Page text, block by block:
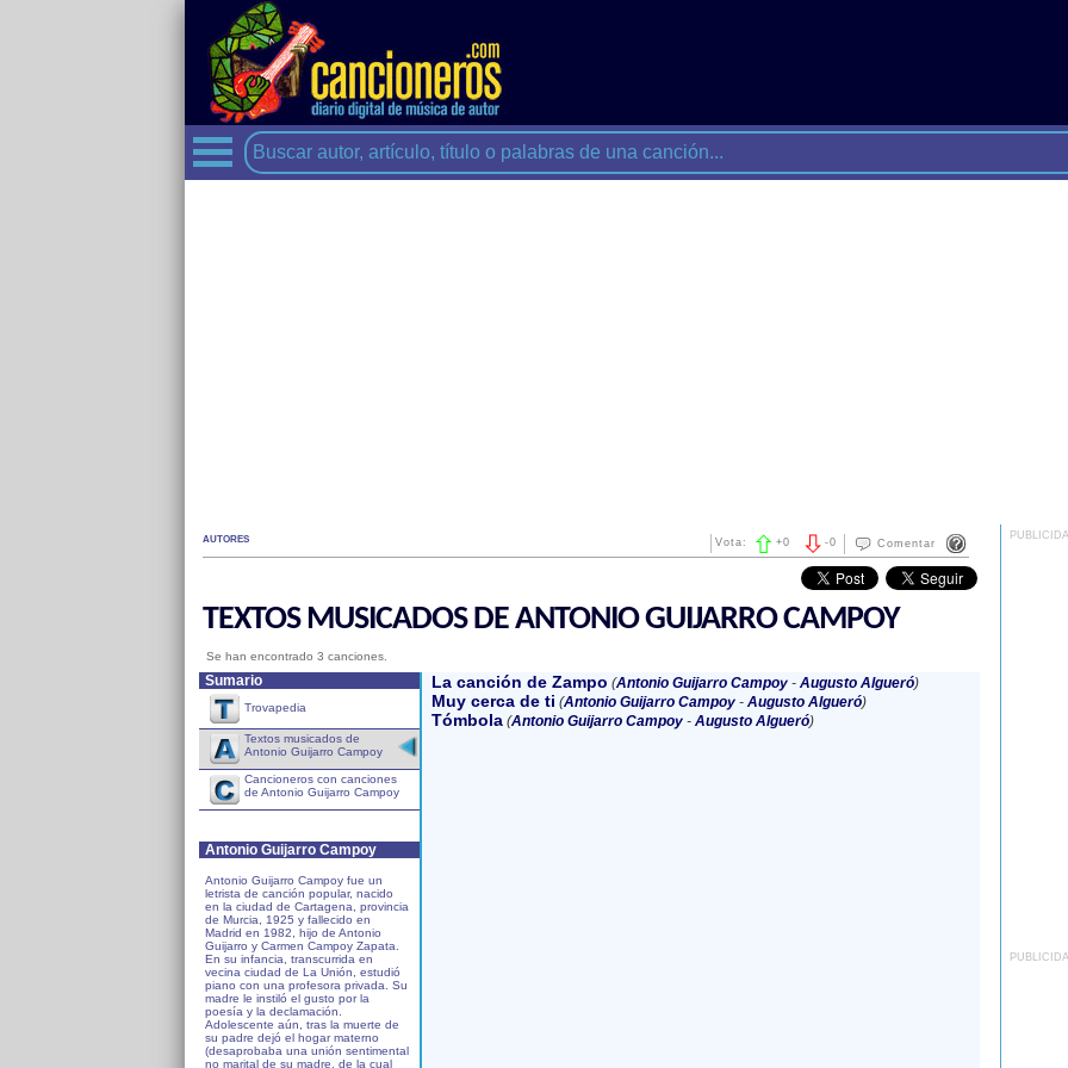
AUTORES Comentar
-0
Vota: +0
TEXTOS MUSICADOS DE ANTONIO GUIJARRO CAMPOY
Se han encontrado 3 canciones.
Sumario
Trovapedia
Textos musicados de
Antonio Guijarro Campoy
Cancioneros con canciones
de Antonio Guijarro Campoy
Antonio Guijarro Campoy
Antonio Guijarro Campoy fue un
letrista de canción popular, nacido
en la ciudad de Cartagena, provincia
de Murcia, 1925 y fallecido en
Madrid en 1982, hijo de Antonio
Guijarro y Carmen Campoy Zapata.
En su infancia, transcurrida en
vecina ciudad de La Unión, estudió
piano con una profesora privada. Su
madre le instiló el gusto por la
poesía y la declamación.
Adolescente aún, tras la muerte de
su padre dejó el hogar materno
(desaprobaba una unión sentimental
no marital de su madre, de la cual
La canción de Zampo (Antonio Guijarro Campoy- Augusto Algueró)
Muy cerca de ti (Antonio Guijarro Campoy- Augusto Algueró)
Tómbola (Antonio Guijarro Campoy- Augusto Algueró)